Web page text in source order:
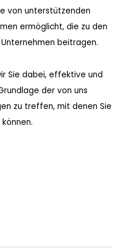
von unterstützenden
ermöglicht, die zu den
beitragen.
Sie dabei, effektive und
der von uns
zu treffen, mit denen Sie